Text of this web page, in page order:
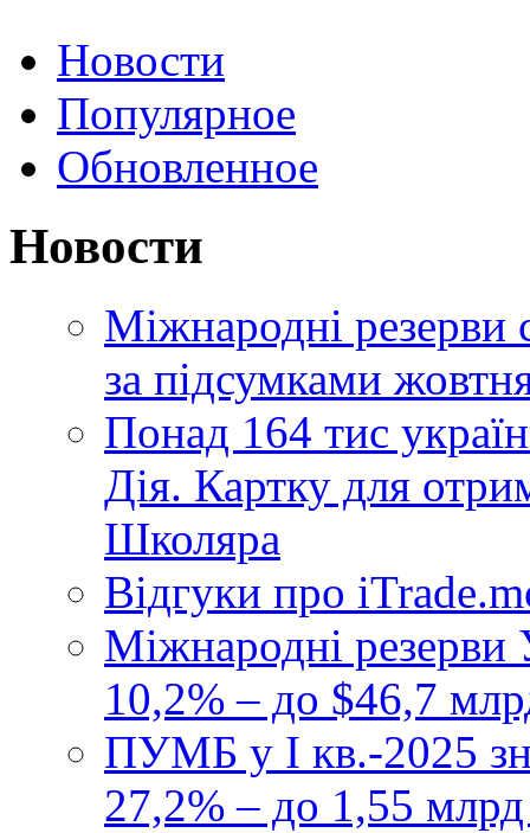
Новости
Популярное
Обновленное
Новости
Міжнародні
за підсумками
Понад 164 тис
Дія. Картку для
Школяра
Відгуки про
Міжнародні резерви
10,2% – до $46,7
ПУМБ у I кв.-2025
27,2% – до 1,55